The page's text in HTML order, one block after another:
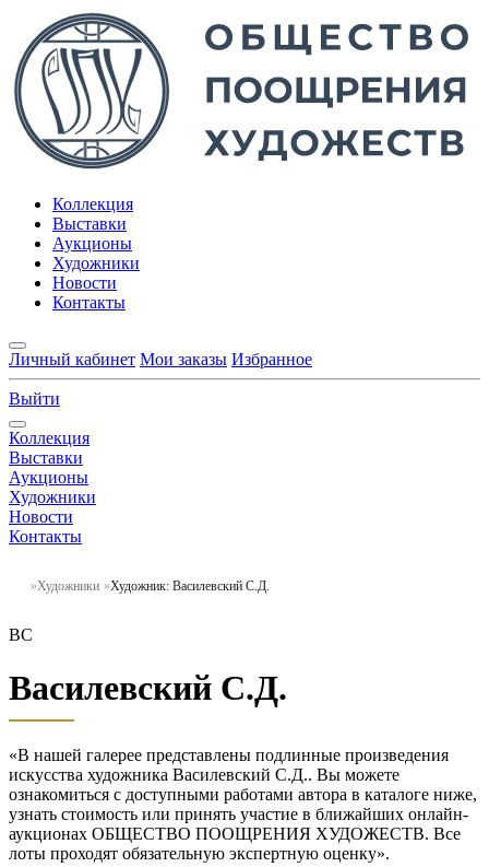
Коллекция
Выставки
Аукционы
Художники
Новости
Контакты
Личный кабинет Мои заказы Избранное
Выйти
Коллекция
Выставки
Аукционы
Художники
Новости
Контакты
Художники Художник: Василевский С.Д.
ВС
Василевский С.Д.
«В нашей галерее представлены подлинные произведения
искусства художника Василевский С.Д.. Вы можете
ознакомиться с доступными работами автора в каталоге ниже,
узнать стоимость или принять участие в ближайших онлайн-
аукционах ОБЩЕСТВО ПООЩРЕНИЯ ХУДОЖЕСТВ. Все
лоты проходят обязательную экспертную оценку».